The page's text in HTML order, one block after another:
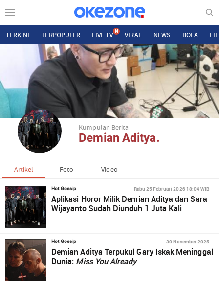
TERKINI TERPOPULER LIVE TV N VIRAL NEWS BOLA
Kumpulan Berita
Demian Aditya.
Artikel Foto Video
Hot Gossip Rabu 25 Februari 2026 18:04 WIB
Aplikasi Horor Milik Demian Aditya dan Sara
Wijayanto Sudah Diunduh 1 Juta Kali
Hot Gossip 30 November 2025
Demian Aditya Terpukul Gary Iskak Meninggal
Dunia: Miss You Already